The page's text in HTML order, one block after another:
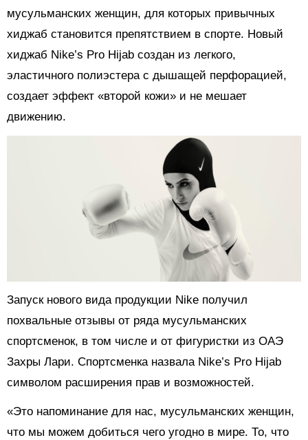
мусульманских женщин, для которых привычных
хиджаб становится препятствием в спорте. Новый
хиджаб Nike’s Pro Hijab создан из легкого,
эластичного полиэстера с дышащей перфорацией,
создает эффект «второй кожи» и не мешает
движению.
Запуск нового вида продукции Nike получил
похвальные отзывы от ряда мусульманских
спортсменок, в том числе и от фигуристки из ОАЭ
Захры Лари. Спортсменка назвала Nike’s Pro Hijab
символом расширения прав и возможностей.
«Это напоминание для нас, мусульманских женщин,
что мы можем добиться чего угодно в мире. То, что